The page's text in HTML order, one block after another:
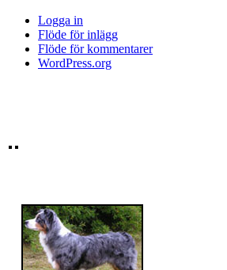
Logga in
Flöde för inlägg
Flöde för kommentarer
WordPress.org